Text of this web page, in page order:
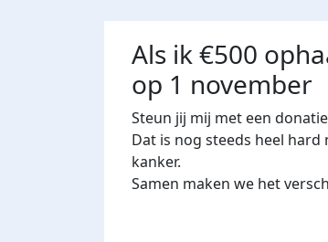
Als ik €500
op 1 november
Steun jij mij met een
Dat is nog steeds heel
kanker.
Samen maken we het